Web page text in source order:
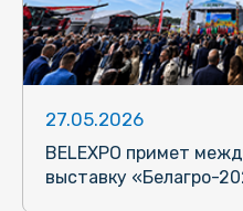
27.05.2026
BELEXPO примет
выставку «Белагро-